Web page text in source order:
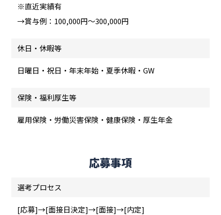
※直近実績有
→賞与例：100,000円～300,000円
休日・休暇等
日曜日・祝日・年末年始・夏季休暇・GW
保険・福利厚生等
雇用保険・労働災害保険・健康保険・厚生年金
応募事項
選考プロセス
[応募]→[面接日決定]→[面接]→[内定]